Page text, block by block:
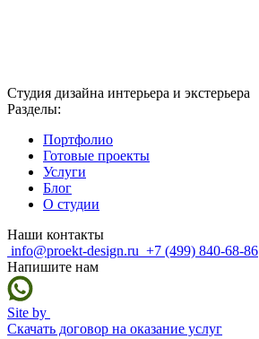
Студия дизайна интерьера и экстерьера
Разделы:
Портфолио
Готовые проекты
Услуги
Блог
О студии
Наши контакты
info@proekt-design.ru +7 (499) 840-68-86
Напишите нам
Site by
Скачать договор на оказание услуг